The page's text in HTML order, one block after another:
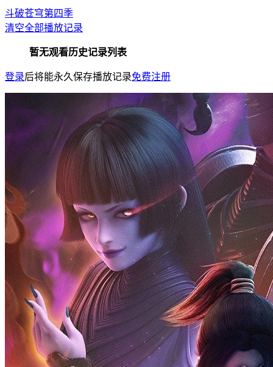
斗破苍穹第四季
清空全部播放记录
暂无观看历史记录列表
登录后将能永久保存播放记录免费注册